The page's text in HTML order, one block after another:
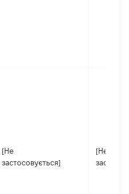
[Не
застосовується]
[Не